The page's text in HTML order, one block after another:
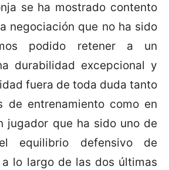
se ha mostrado contento
negociación que no ha sido
podido retener a un
durabilidad excepcional y
fuera de toda duda tanto
de entrenamiento como en
jugador que ha sido uno de
equilibrio defensivo de
lo largo de las dos últimas